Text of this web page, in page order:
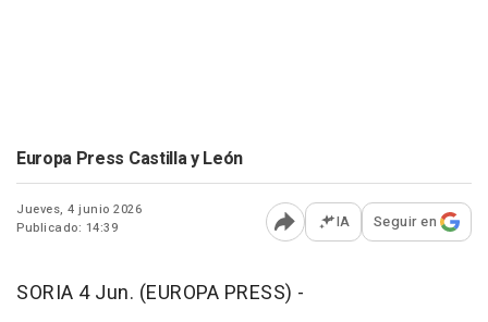
Europa Press Castilla y León
Jueves, 4 junio 2026
Publicado: 14:39
Abrir opciones para
IA Seguir en
SORIA 4 Jun. (EUROPA PRESS) -